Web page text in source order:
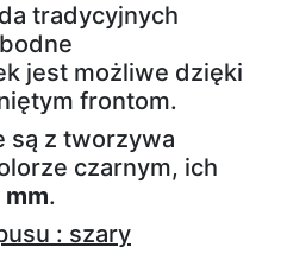
tradycyjnych
jest możliwe dzięki
frontom.
są z tworzywa
czarnym, ich
.
: szary